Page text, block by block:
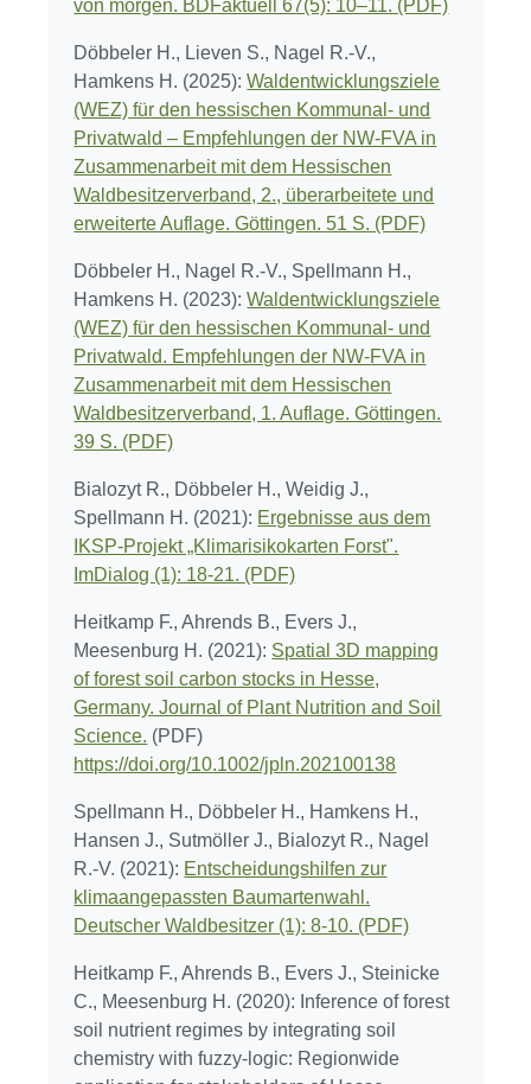
von morgen. BDFaktuell 67(5): 10–11. (PDF)
Döbbeler H., Lieven S., Nagel R.-V.,
Hamkens H. (2025):Waldentwicklungsziele
(WEZ) für den hessischen Kommunal- und
Privatwald – Empfehlungen der NW-FVA in
Zusammenarbeit mit dem Hessischen
Waldbesitzerverband, 2., überarbeitete und
erweiterte Auflage. Göttingen. 51 S. (PDF)
Döbbeler H., Nagel R.-V., Spellmann H.,
Hamkens H. (2023):Waldentwicklungsziele
(WEZ) für den hessischen Kommunal- und
Privatwald. Empfehlungen der NW-FVA in
Zusammenarbeit mit dem Hessischen
Waldbesitzerverband, 1. Auflage. Göttingen.
39 S. (PDF)
Bialozyt R., Döbbeler H., Weidig J.,
Spellmann H. (2021): Ergebnisse aus dem
IKSP-Projekt „Klimarisikokarten Forst".
ImDialog (1): 18-21. (PDF)
Heitkamp F., Ahrends B., Evers J.,
Meesenburg H. (2021): Spatial 3D mapping
of forest soil carbon stocks in Hesse,
Germany. Journal of Plant Nutrition and Soil
Science. (PDF)
https://doi.org/10.1002/jpln.202100138
Spellmann H., Döbbeler H., Hamkens H.,
Hansen J., Sutmöller J., Bialozyt R., Nagel
R.-V. (2021): Entscheidungshilfen zur
klimaangepassten Baumartenwahl.
Deutscher Waldbesitzer (1): 8-10. (PDF)
Heitkamp F., Ahrends B., Evers J., Steinicke
C., Meesenburg H. (2020): Inference of forest
soil nutrient regimes by integrating soil
chemistry with fuzzy-logic: Regionwide